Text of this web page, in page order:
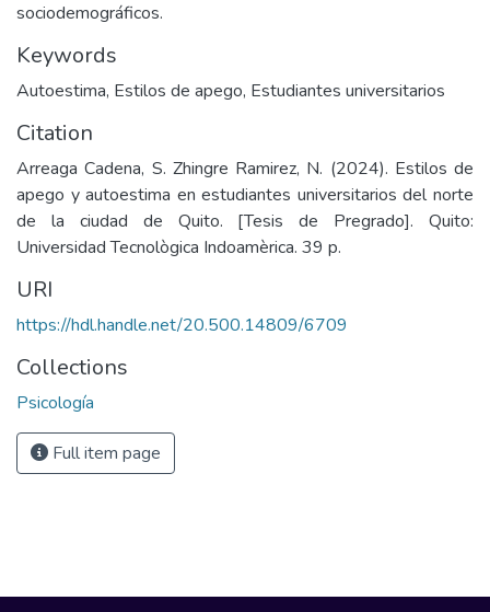
sociodemográficos.
Keywords
Autoestima, Estilos de apego, Estudiantes universitarios
Citation
Arreaga Cadena, S. Zhingre Ramirez, N. (2024). Estilos de
apego y autoestima en estudiantes universitarios del norte
de la ciudad de Quito. [Tesis de Pregrado]. Quito:
Universidad Tecnològica Indoamèrica. 39 p.
URI
https://hdl.handle.net/20.500.14809/6709
Collections
Psicología
Full item page